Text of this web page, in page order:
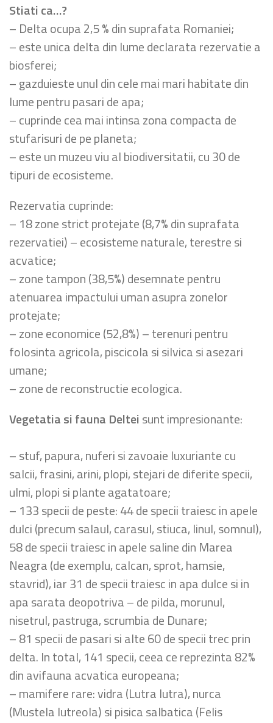
Stiati ca…?
– Delta ocupa 2,5 % din suprafata Romaniei;
– este unica delta din lume declarata rezervatie a
biosferei;
– gazduieste unul din cele mai mari habitate din
lume pentru pasari de apa;
– cuprinde cea mai intinsa zona compacta de
stufarisuri de pe planeta;
– este un muzeu viu al biodiversitatii, cu 30 de
tipuri de ecosisteme.
Rezervatia cuprinde:
– 18 zone strict protejate (8,7% din suprafata
rezervatiei) – ecosisteme naturale, terestre si
acvatice;
– zone tampon (38,5%) desemnate pentru
atenuarea impactului uman asupra zonelor
protejate;
– zone economice (52,8%) – terenuri pentru
folosinta agricola, piscicola si silvica si asezari
umane;
– zone de reconstructie ecologica.
Vegetatia si fauna Delteisunt impresionante:
– stuf, papura, nuferi si zavoaie luxuriante cu
salcii, frasini, arini, plopi, stejari de diferite specii,
ulmi, plopi si plante agatatoare;
– 133 specii de peste: 44 de specii traiesc in apele
dulci (precum salaul, carasul, stiuca, linul, somnul),
58 de specii traiesc in apele saline din Marea
Neagra (de exemplu, calcan, sprot, hamsie,
stavrid), iar 31 de specii traiesc in apa dulce si in
apa sarata deopotriva – de pilda, morunul,
nisetrul, pastruga, scrumbia de Dunare;
– 81 specii de pasari si alte 60 de specii trec prin
delta. In total, 141 specii, ceea ce reprezinta 82%
din avifauna acvatica europeana;
– mamifere rare: vidra (Lutra lutra), nurca
(Mustela lutreola) si pisica salbatica (Felis